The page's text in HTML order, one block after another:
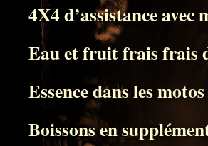
4X4 d’assistance avec
Eau et fruit frais frais
Essence dans les
Boissons en